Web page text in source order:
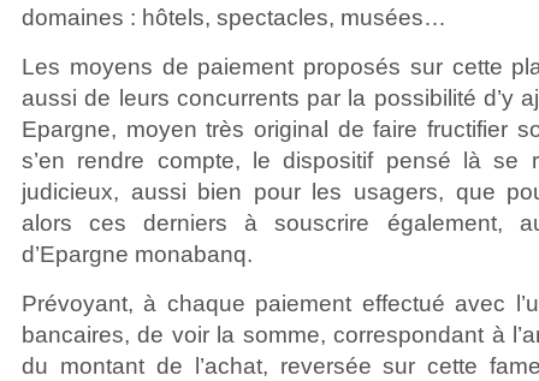
domaines : hôtels, spectacles, musées…
Les moyens de paiement proposés sur cette
aussi de leurs concurrents par la possibilité d’y
Epargne, moyen très original de faire fructifier
s’en rendre compte, le dispositif pensé là se
judicieux, aussi bien pour les usagers, que
alors ces derniers à souscrire également,
d’Epargne monabanq.
Prévoyant, à chaque paiement effectué avec
bancaires, de voir la somme, correspondant à
du montant de l’achat, reversée sur cette